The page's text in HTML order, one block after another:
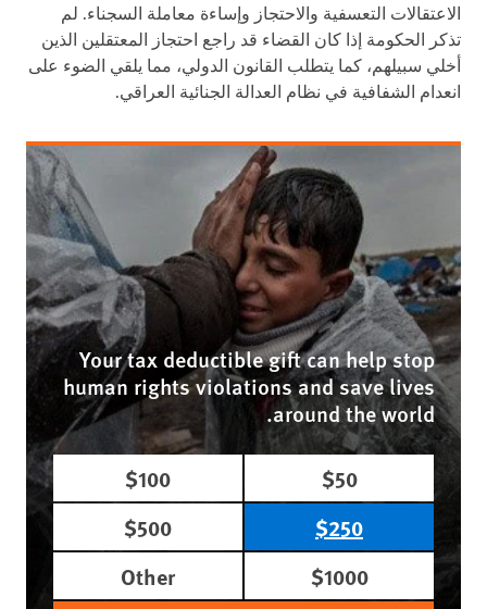
الاعتقالات التعسفية والاحتجاز وإساءة معاملة السجناء. لم
تذكر الحكومة إذا كان القضاء قد راجع احتجاز المعتقلين الذين
أخلي سبيلهم، كما يتطلب القانون الدولي، مما يلقي الضوء على
انعدام الشفافية في نظام العدالة الجنائية العراقي.
Your tax deductible gift can help stop
human rights violations and save lives
around the world.
$50
$100
$250
$500
$1000
Other